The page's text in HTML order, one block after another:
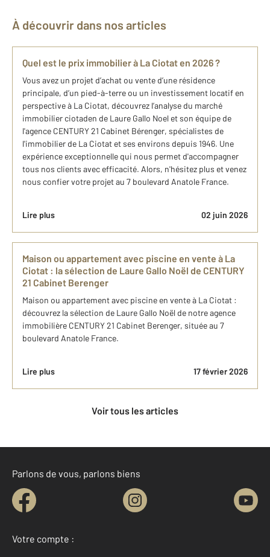
À découvrir dans nos articles
Quel est le prix immobilier à La Ciotat en 2026 ?
Vous avez un projet d’achat ou vente d’une résidence
principale, d’un pied-à-terre ou un investissement locatif en
perspective à La Ciotat, découvrez l’analyse du marché
immobilier ciotaden de Laure Gallo Noel et son équipe de
l'agence CENTURY 21 Cabinet Bérenger, spécialistes de
l'immobilier de La Ciotat et ses environs depuis 1946. Une
expérience exceptionnelle qui nous permet d'accompagner
tous nos clients avec efficacité. Alors, n'hésitez plus et venez
nous confier votre projet au 7 boulevard Anatole France.
Lire plus 02 juin 2026
Maison ou appartement avec piscine en vente à La
Ciotat : la sélection de Laure Gallo Noël de CENTURY
21 Cabinet Berenger
Maison ou appartement avec piscine en vente à La Ciotat :
découvrez la sélection de Laure Gallo Noël de notre agence
immobilière CENTURY 21 Cabinet Berenger, située au 7
boulevard Anatole France.
Lire plus 17 février 2026
Voir tous les articles
Parlons de vous, parlons biens
Votre compte :